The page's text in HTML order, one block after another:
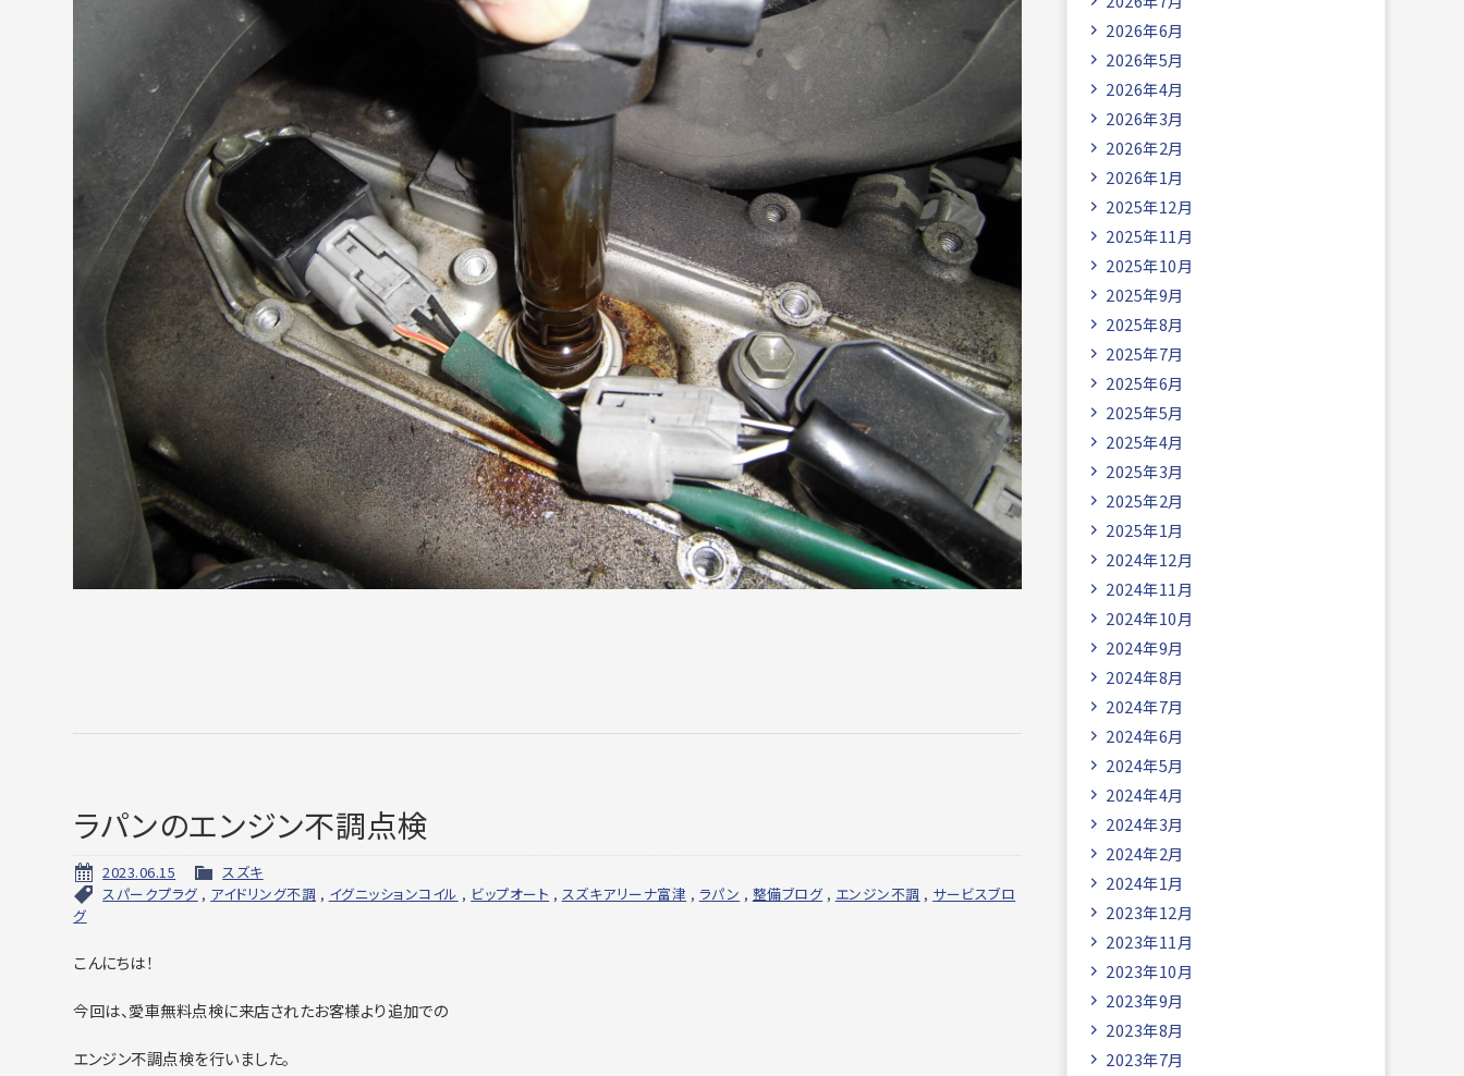
ラパンのエンジン不調点検
2023.06.15
スズキ
スパークプラグ , アイドリング不調 , イグニッションコイル , ビップオート , スズキアリーナ富津 , ラパン , 整備ブログ , エンジン不調 , サービスブロ
グ
こんにちは！
今回は、愛車無料点検に来店されたお客様より追加での
エンジン不調点検を行いました。
2026年6月
2026年5月
2026年4月
2026年3月
2026年2月
2026年1月
2025年12月
2025年11月
2025年10月
2025年9月
2025年8月
2025年7月
2025年6月
2025年5月
2025年4月
2025年3月
2025年2月
2025年1月
2024年12月
2024年11月
2024年10月
2024年9月
2024年8月
2024年7月
2024年6月
2024年5月
2024年4月
2024年3月
2024年2月
2024年1月
2023年12月
2023年11月
2023年10月
2023年9月
2023年8月
2023年7月